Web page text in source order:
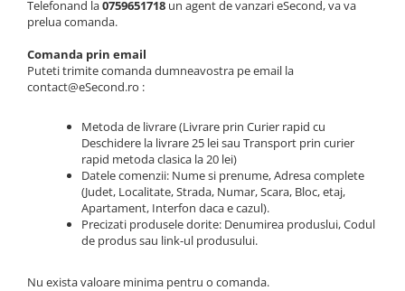
Sisteme Incalzire
Uscatoare rufe
Utilaje si materiale de constructii
Accesorii tablete
Laptopuri si Accesorii
Telefoane Mobile & accesorii
Wearable & Gadgeturi
Electrocasnice & Climatizare
rufe si uscatoare
Telefonand la0759651718 un agent de vanzari eSecond, va va
prelua comanda.
Comanda prin email
Puteti trimite comanda dumneavostra pe email la
contact@eSecond.ro :
Metoda de livrare (Livrare prin Curier rapid cu
Deschidere la livrare 25 lei sau Transport prin curier
rapid metoda clasica la 20 lei)
Datele comenzii: Nume si prenume, Adresa complete
(Judet, Localitate, Strada, Numar, Scara, Bloc, etaj,
Apartament, Interfon daca e cazul).
Precizati produsele dorite: Denumirea produslui, Codul
de produs sau link-ul produsului.
Nu exista valoare minima pentru o comanda.